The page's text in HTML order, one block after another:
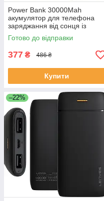
Power Bank 30000Mah
акумулятор для телефона
заряджання від сонця із
сонячною батареєю Power
Bank 30000Mah акумулятор
Готово до відправки
377 ₴ 486 ₴
Купити
–22%